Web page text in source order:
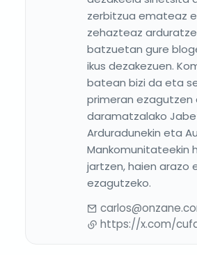
zerbitzua emateaz
zehazteaz
batzuetan gure
ikus dezakezuen.
batean bizi da eta
primeran ezagutzen
daramatzalako
Arduradunekin eta
Mankomunitateekin
jartzen, haien arazo
ezagutzeko.
https://x.com/